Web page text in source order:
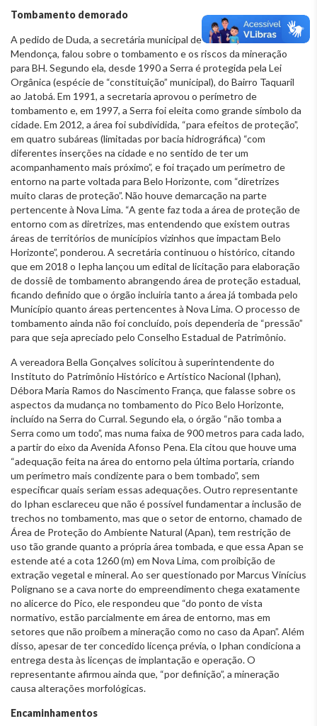
Tombamento demorado
A pedido de Duda, a secretária municipal de Cultura, Fabíola Moulin
Mendonça, falou sobre o tombamento e os riscos da mineração
para BH. Segundo ela, desde 1990 a Serra é protegida pela Lei
Orgânica (espécie de “constituição” municipal), do Bairro Taquaril
ao Jatobá. Em 1991, a secretaria aprovou o perímetro de
tombamento e, em 1997, a Serra foi eleita como grande símbolo da
cidade. Em 2012, a área foi subdividida, “para efeitos de proteção”,
em quatro subáreas (limitadas por bacia hidrográfica) “com
diferentes inserções na cidade e no sentido de ter um
acompanhamento mais próximo”, e foi traçado um perímetro de
entorno na parte voltada para Belo Horizonte, com “diretrizes
muito claras de proteção”. Não houve demarcação na parte
pertencente à Nova Lima. “A gente faz toda a área de proteção de
entorno com as diretrizes, mas entendendo que existem outras
áreas de territórios de municípios vizinhos que impactam Belo
Horizonte”, ponderou. A secretária continuou o histórico, citando
que em 2018 o Iepha lançou um edital de licitação para elaboração
de dossiê de tombamento abrangendo área de proteção estadual,
ficando definido que o órgão incluiria tanto a área já tombada pelo
Município quanto áreas pertencentes à Nova Lima. O processo de
tombamento ainda não foi concluído, pois dependeria de “pressão”
para que seja apreciado pelo Conselho Estadual de Patrimônio.
A vereadora Bella Gonçalves solicitou à superintendente do
Instituto do Patrimônio Histórico e Artístico Nacional (Iphan),
Débora Maria Ramos do Nascimento França, que falasse sobre os
aspectos da mudança no tombamento do Pico Belo Horizonte,
incluído na Serra do Curral. Segundo ela, o órgão “não tomba a
Serra como um todo”, mas numa faixa de 900 metros para cada lado,
a partir do eixo da Avenida Afonso Pena. Ela citou que houve uma
“adequação feita na área do entorno pela última portaria, criando
um perímetro mais condizente para o bem tombado”, sem
especificar quais seriam essas adequações. Outro representante
do Iphan esclareceu que não é possível fundamentar a inclusão de
trechos no tombamento, mas que o setor de entorno, chamado de
Área de Proteção do Ambiente Natural (Apan), tem restrição de
uso tão grande quanto a própria área tombada, e que essa Apan se
estende até a cota 1260 (m) em Nova Lima, com proibição de
extração vegetal e mineral. Ao ser questionado por Marcus Vinícius
Polignano se a cava norte do empreendimento chega exatamente
no alicerce do Pico, ele respondeu que “do ponto de vista
normativo, estão parcialmente em área de entorno, mas em
setores que não proíbem a mineração como no caso da Apan”. Além
disso, apesar de ter concedido licença prévia, o Iphan condiciona a
entrega desta às licenças de implantação e operação. O
representante afirmou ainda que, “por definição”, a mineração
causa alterações morfológicas.
Encaminhamentos